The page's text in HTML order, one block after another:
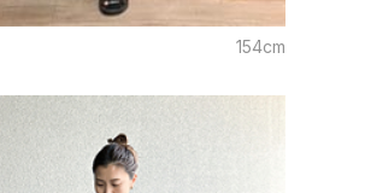
154cm